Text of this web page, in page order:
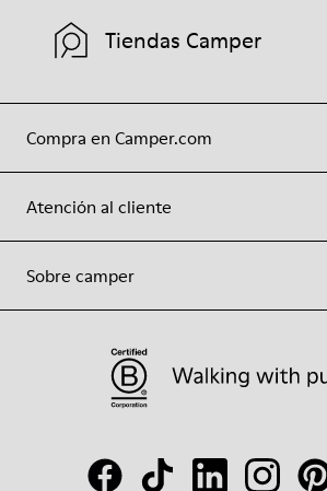
Compra en Camper.com
Atención al cliente
Sobre camper
Tiendas Camper